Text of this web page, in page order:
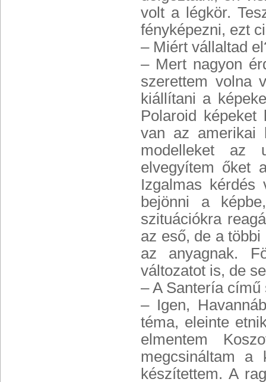
volt a légkör.
fényképezni, ezt
– Miért vállaltad
– Mert nagyon
szerettem volna
kiállítani a
Polaroid
van az amerikai
modelleket az
elvegyítem őket
Izgalmas kérdés
bejönni a
szituációkra
az eső, de a
az anyagnak.
változatot is, de
– A Santería című
– Igen,
téma, eleinte
elmentem
megcsináltam a
készítettem. A